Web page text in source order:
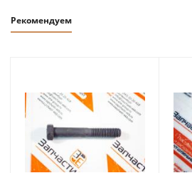
Рекомендуем